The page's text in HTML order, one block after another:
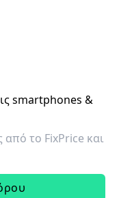
smartphones &
το FixPrice και